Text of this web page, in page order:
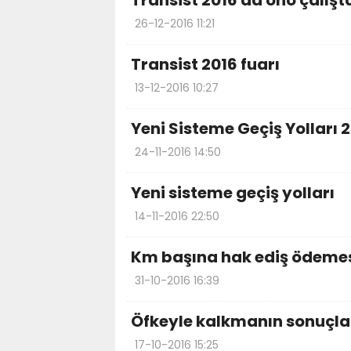
26-12-2016 11:21
Transist 2016 fuarı
13-12-2016 10:27
Yeni Sisteme Geçiş Yolları 2
24-11-2016 14:50
Yeni sisteme geçiş yolları
14-11-2016 22:50
Km başına hak ediş
31-10-2016 16:39
Öfkeyle kalkmanın
17-10-2016 15:25